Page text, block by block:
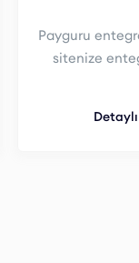
Payguru
sitenize